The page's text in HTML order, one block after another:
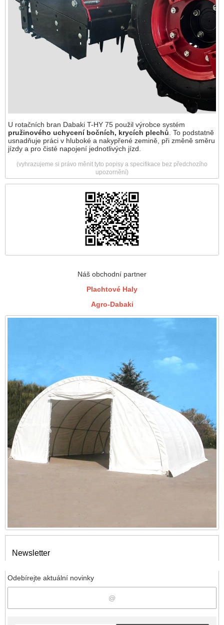
Náš obchodní partner
Plachtové Haly
Agro-Dabaki
U rotačních bran Dabaki T-HY 75 použil výrobce systém
pružinového uchycení bočních, krycích plechů . To podstatně
usnadňuje práci v hluboké a nakypřené zemině, při změně směru
jízdy a pro čisté napojení jednotlivých jízd.
(vyhrazujeme si právo měnit tyto popisy a specifikace bez předchozího
upozornění)
Newsletter
Odebírejte aktuální novinky